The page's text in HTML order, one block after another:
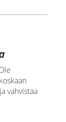
vahvistaa